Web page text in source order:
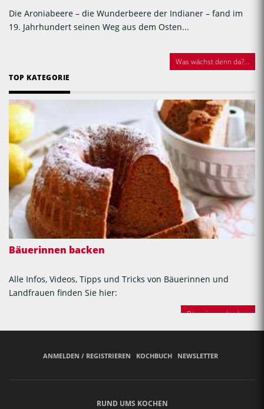
Die Aroniabeere – die Wunderbeere der Indianer – fand im
19. Jahrhundert seinen Weg aus dem Osten...
Was wächst denn da?...
TOP KATEGORIE
Bäuerinnen backen
Alle Infos, Videos, Tipps und Tricks von Bäuerinnen und
Landfrauen finden Sie hier:
Bäuerinnen backen
ANMELDEN / REGISTRIEREN KOCHBUCH NEWSLETTER
RUND UMS KOCHEN